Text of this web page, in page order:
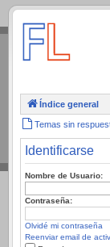
.
Índice general
Temas sin
Identificarse
Nombre de Usuario:
Contraseña:
Olvidé mi contraseña
Reenviar email de